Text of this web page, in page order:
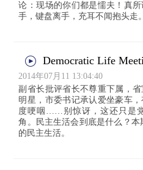
论：现场的你们都是懦夫！真
手，键盘离手，充耳不闻抱头走。
Democratic Life
2014年07月11 13:04:40
副省长批评省长不尊重下属，
明星，市委书记承认爱坐豪车
度哽咽……别惊讶，这还只是
角。民主生活会到底是什么？本
的民主生活。